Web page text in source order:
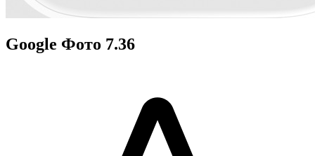
Google Фото 7.36